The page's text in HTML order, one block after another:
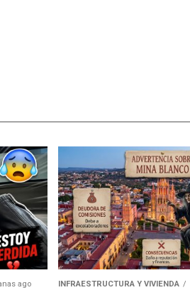
ago INFRAESTRUCTURA Y VIVIENDA